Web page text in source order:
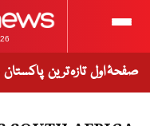
صفحۂ اول تازہ ترین پاکستان